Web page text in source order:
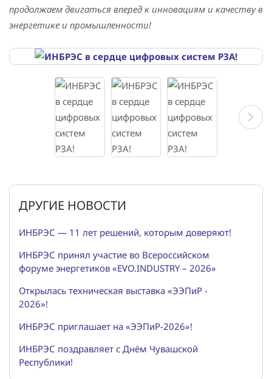
продолжаем двигаться вперед к инновациям и качеству в
энергетике и промышленности!
ДРУГИЕ НОВОСТИ
ИНБРЭС — 11 лет решений, которым доверяют!
ИНБРЭС принял участие во Всероссийском
форуме энергетиков «EVO.INDUSTRY – 2026»
Открылась техническая выставка «ЭЭПиР -
2026»!
ИНБРЭС приглашает на «ЭЭПиР-2026»!
ИНБРЭС поздравляет с Днём Чувашской
Республики!